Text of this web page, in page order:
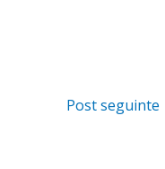
Post seguinte